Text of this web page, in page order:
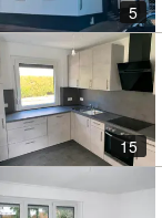
5
15